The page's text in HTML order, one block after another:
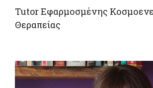
Tutor Εφαρμοσμένης
Θεραπείας